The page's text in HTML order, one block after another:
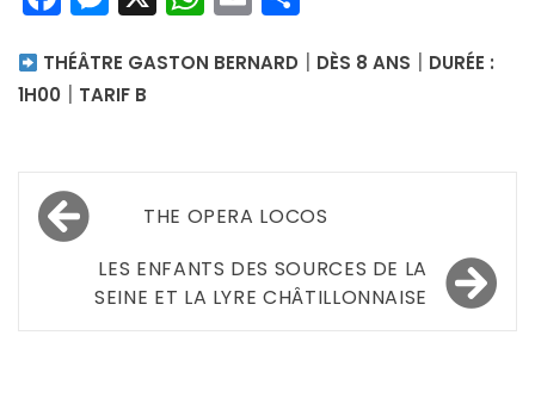
THÉÂTRE GASTON BERNARD | DÈS 8 ANS | DURÉE :
1H00 | TARIF B
Navigation
de
l’article
THE OPERA LOCOS
LES ENFANTS DES SOURCES DE LA
SEINE ET LA LYRE CHÂTILLONNAISE